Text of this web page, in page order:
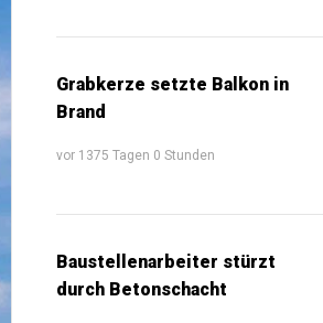
Grabkerze setzte Balkon in
Brand
vor 1375 Tagen 0 Stunden
Baustellenarbeiter stürzt
durch Betonschacht